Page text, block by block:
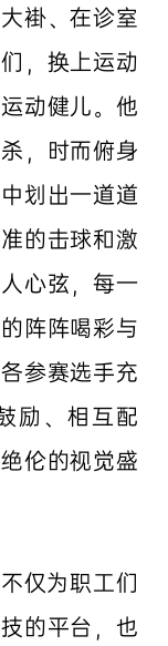
褂、在诊室
，换上运动
动健儿。他
，时而俯身
划出一道道
的击球和激
心弦，每一
阵阵喝彩与
参赛选手充
励、相互配
伦的视觉盛
仅为职工们
的平台，也